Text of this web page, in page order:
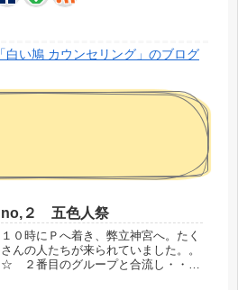
「白い鳩 カウンセリング」のブログ
no,２ 五色人祭
１０時にＰへ着き、弊立神宮へ。たく
さんの人たちが来られていました。。
☆ ２番目のグループと合流し・・・